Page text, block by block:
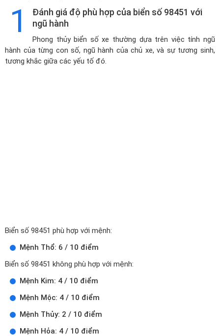
1
Đánh giá độ phù hợp của biển số 98451 với
ngũ hành
Phong thủy biển số xe thường dựa trên việc tính ngũ
hành của từng con số, ngũ hành của chủ xe, và sự tương sinh,
tương khắc giữa các yếu tố đó.
Biển số 98451 phù hợp với mệnh:
Mệnh Thổ: 6 / 10 điểm
Biển số 98451 không phù hợp với mệnh:
Mệnh Kim: 4 / 10 điểm
Mệnh Mộc: 4 / 10 điểm
Mệnh Thủy: 2 / 10 điểm
Mệnh Hỏa: 4 / 10 điểm